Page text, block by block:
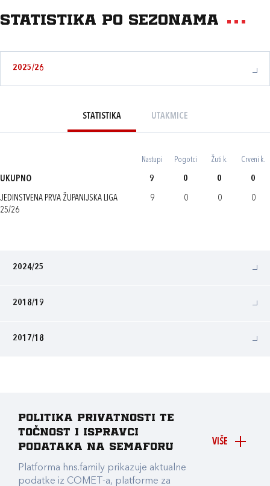
Statistika po sezonama
2025/26
STATISTIKA UTAKMICE
Nastupi Pogotci Žuti k. Crveni k.
UKUPNO 9 0 0 0
JEDINSTVENA PRVA ŽUPANIJSKA LIGA
25/26
9 0 0 0
2024/25
2018/19
2017/18
VIŠE
Politika privatnosti te
točnost i ispravci
podataka na Semaforu
Platforma hns.family prikazuje aktualne
podatke iz COMET-a, platforme za